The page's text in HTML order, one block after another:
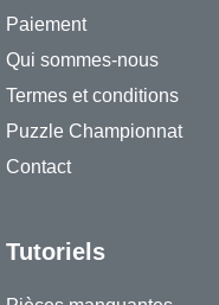
Paiement
Qui sommes-nous
Termes et conditions
Puzzle Championnat
Contact
Tutoriels